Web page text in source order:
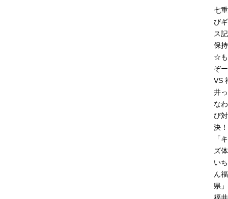
七
び
ス
保
☆
ぞー
VS
井
な
び対
決
「
ズ
い
ん
県」